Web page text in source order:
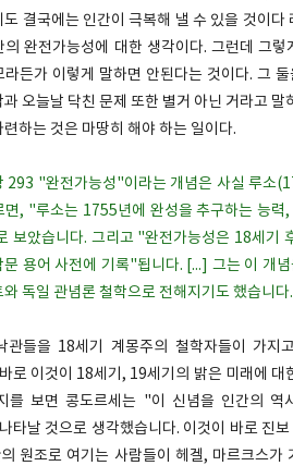
도 결국에는 인간이 극복해 낼 수 있을 것이
의 완전가능성에 대한 생각이다. 그런데 그
라든가 이렇게 말하면 안된다는 것이다. 그
과 오늘날 닥친 문제 또한 별거 아닌 거라고
련하는 것은 마땅히 해야 하는 일이다.
293 "완전가능성"이라는 개념은 사실 루소
면, "루소는 1755년에 완성을 추구하는 능력
보았습니다. 그리고 "완전가능성은 18세기
문 용어 사전에 기록"됩니다. [...] 그는 이 개
와 독일 관념론 철학으로 전해지기도 했습니다.
관들을 18세기 계몽주의 철학자들이 가
로 이것이 18세기, 19세기의 밝은 미래에
를 보면 콩도르세는 "이 신념을 인간의
타날 것으로 생각했습니다. 이것이 바로 진
원조로 여기는 사람들이 헤겔, 마르크스